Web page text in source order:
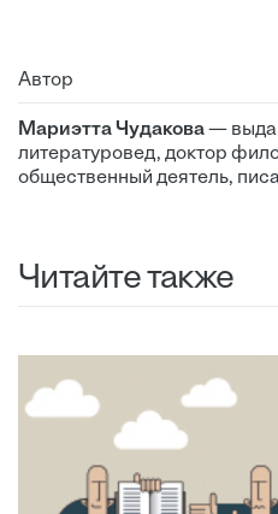
Автор
Мариэтта Чудакова—
литературовед, доктор
общественный деятель,
Читайте также